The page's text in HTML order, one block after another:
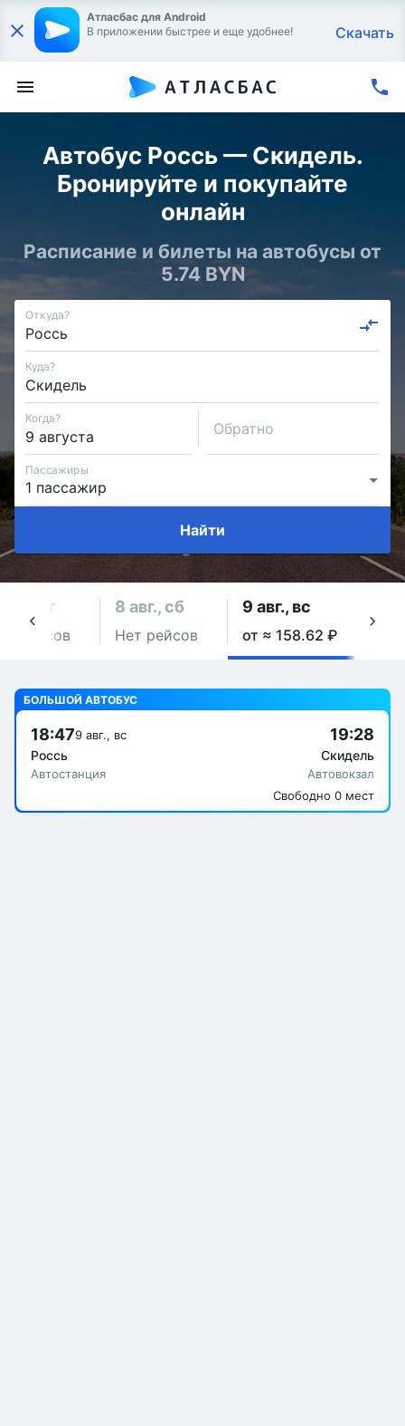
Атласбас для Android
В приложении быстрее и еще удобнее!
Скачать
Автобус Россь — Скидель.
Бронируйте и покупайте
онлайн
Расписание и билеты на автобусы от
5.74 BYN
Откуда?
Куда?
Когда?
Обратно
Пассажиры
Найти
пт
рейсов
8 авг., сб
Нет рейсов
9 авг., вс
от ≈ 158.62 ₽
БОЛЬШОЙ АВТОБУС
18:479 авг., вс
Россь
Автостанция
19:28
Скидель
Автовокзал
Свободно 0 мест